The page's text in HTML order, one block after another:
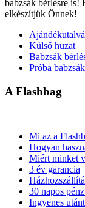
babzsák bérlésre is!
elkészítjük Önnek!
Külső huzat
Babzsák
Próba babzsák
A Flashbag
Mi az a
Hogyan
Miért minket
3 év garancia
30 napos
Ingyenes